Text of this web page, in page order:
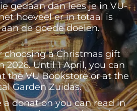
gedaan dan lees je in VU-
hoeveel er in totaal is
de goede doelen.
choosing a Christmas gift
2026. Until 1 April, you can
the VU Bookstore or at the
Garden Zuidas.
a donation you can read in